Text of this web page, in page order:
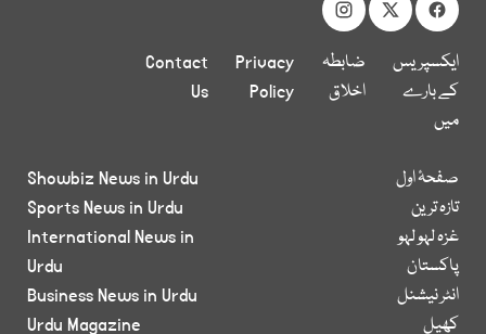
ایکسپریس
کے بارے
میں
ضابطہ
اخلاق
Privacy
Policy
Contact
Us
صفحۂ اول
تازہ ترین
غزہ لہو لہو
پاکستان
انٹر نیشنل
کھیل
Showbiz News in Urdu
Sports News in Urdu
International News in
Urdu
Business News in Urdu
Urdu Magazine